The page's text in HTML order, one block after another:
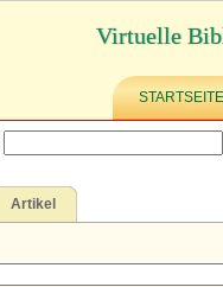
Virtuelle
STARTSEITE
Artikel